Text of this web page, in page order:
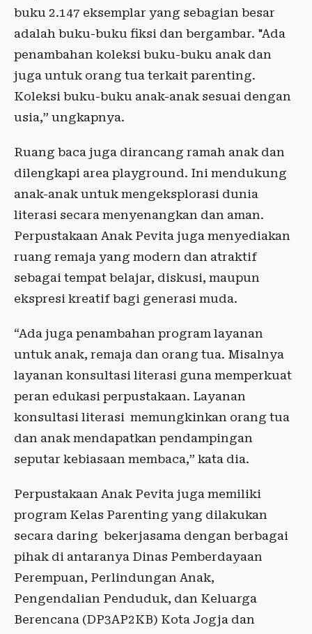
buku 2.147 eksemplar yang sebagian besar
adalah buku-buku fiksi dan bergambar. "Ada
penambahan koleksi buku-buku anak dan
juga untuk orang tua terkait parenting.
Koleksi buku-buku anak-anak sesuai dengan
usia,” ungkapnya.
Ruang baca juga dirancang ramah anak dan
dilengkapi area playground. Ini mendukung
anak-anak untuk mengeksplorasi dunia
literasi secara menyenangkan dan aman.
Perpustakaan Anak Pevita juga menyediakan
ruang remaja yang modern dan atraktif
sebagai tempat belajar, diskusi, maupun
ekspresi kreatif bagi generasi muda.
“Ada juga penambahan program layanan
untuk anak, remaja dan orang tua. Misalnya
layanan konsultasi literasi guna memperkuat
peran edukasi perpustakaan. Layanan
konsultasi literasi memungkinkan orang tua
dan anak mendapatkan pendampingan
seputar kebiasaan membaca,” kata dia.
Perpustakaan Anak Pevita juga memiliki
program Kelas Parenting yang dilakukan
secara daring bekerjasama dengan berbagai
pihak di antaranya Dinas Pemberdayaan
Perempuan, Perlindungan Anak,
Pengendalian Penduduk, dan Keluarga
Berencana (DP3AP2KB) Kota Jogja dan